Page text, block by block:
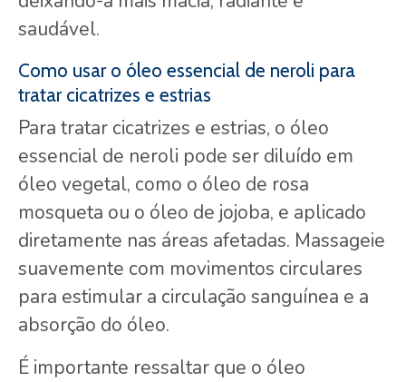
saudável.
Como usar o óleo essencial de neroli para
tratar cicatrizes e estrias
Para tratar cicatrizes e estrias, o óleo
essencial de neroli pode ser diluído em
óleo vegetal, como o óleo de rosa
mosqueta ou o óleo de jojoba, e aplicado
diretamente nas áreas afetadas. Massageie
suavemente com movimentos circulares
para estimular a circulação sanguínea e a
absorção do óleo.
É importante ressaltar que o óleo